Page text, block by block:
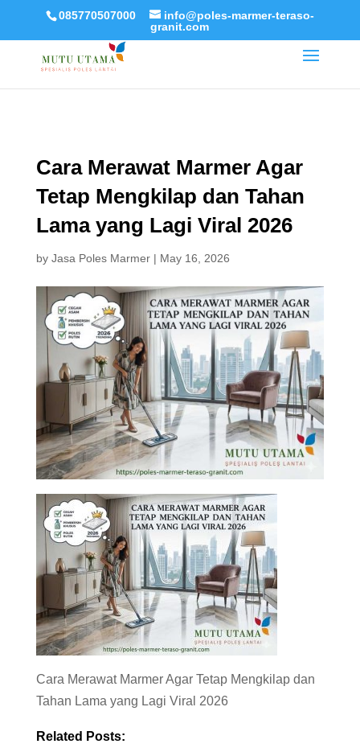
085770507000
info@poles-marmer-teraso-
granit.com
Cara Merawat Marmer Agar
Tetap Mengkilap dan Tahan
Lama yang Lagi Viral 2026
by Jasa Poles Marmer| May 16, 2026
Cara Merawat Marmer Agar Tetap Mengkilap dan
Tahan Lama yang Lagi Viral 2026
Related Posts: